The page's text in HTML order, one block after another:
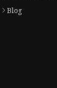
Blog